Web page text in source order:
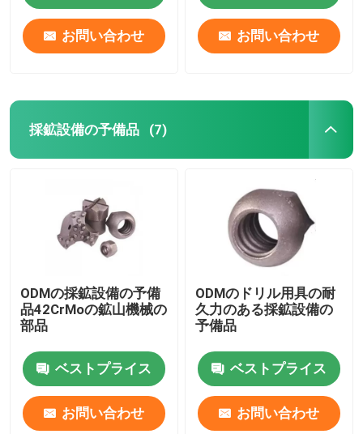
お問い合わせ お問い合わせ
採鉱設備の予備品 (7)
ODMの採鉱設備の予備
品42CrMoの鉱山機械の
部品
ベストプライス
お問い合わせ
ODMのドリル用具の耐
久力のある採鉱設備の
予備品
ベストプライス
お問い合わせ